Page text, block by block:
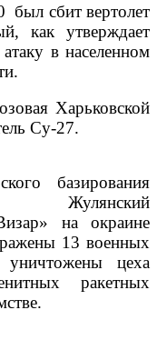
был сбит вертолет
как утверждает
в населенном
Харьковской
Су-27.
базирования
Жулянский
на окраине
13 военных
цеха
ракетных